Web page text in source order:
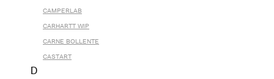
CAMPERLAB
CARHARTT WIP
CARNE BOLLENTE
CASTART
D